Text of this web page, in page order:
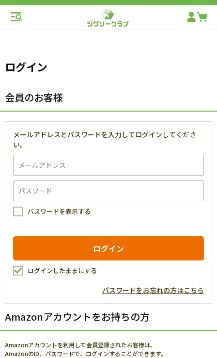
ログイン
会員のお客様
メールアドレスとパスワードを入力してログインしてくださ
い。
パスワードを表示する
ログインしたままにする
パスワードをお忘れの方はこちら
Amazonアカウントをお持ちの方
Amazonアカウントを利用して会員登録されたお客様は、
AmazonのID、パスワードで、ログインすることができます。